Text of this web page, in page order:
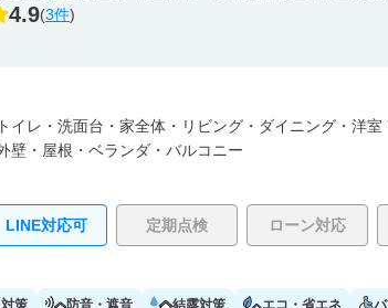
4.9(3件)
トイレ・ 洗面台・ 家全体・ リビング・ ダイニング・ 洋室
壁・ 屋根・ ベランダ・バルコニー
LINE対応可 定期点検 ローン対応
策 防音・遮音 結露対策 エコ・省エネ